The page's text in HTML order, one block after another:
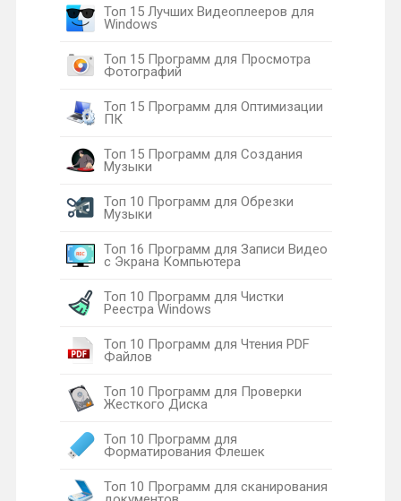
Топ 15 Лучших Видеоплееров для
Windows
Топ 15 Программ для Просмотра
Фотографий
Топ 15 Программ для Оптимизации
ПК
Топ 15 Программ для Создания
Музыки
Топ 10 Программ для Обрезки
Музыки
Топ 16 Программ для Записи Видео
с Экрана Компьютера
Топ 10 Программ для Чистки
Реестра Windows
Топ 10 Программ для Чтения PDF
Файлов
Топ 10 Программ для Проверки
Жесткого Диска
Топ 10 Программ для
Форматирования Флешек
Топ 10 Программ для сканирования